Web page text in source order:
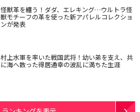
怪獣革を纏う！ダダ、エレキング…ウルトラ怪
獣モチーフの革を使った新アパレルコレクショ
ンが発表
村上水軍を率いた戦国武将！幼い弟を支え、共
に海へ散った得居通幸の波乱に満ちた生涯